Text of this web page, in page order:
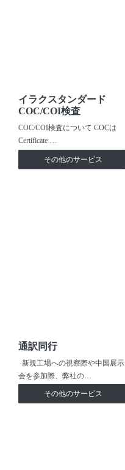
イラクスタンダード
COC/COI検査
COC/COI検査について COCは
Certificate …
その他のサービス
通訳同行
新規工場への視察際や中国展示
会を参加際、弊社の…
その他のサービス